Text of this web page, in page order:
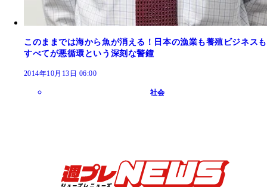
このままでは海から魚が消える！日本の漁業も養殖ビジネスも
すべてが悪循環という深刻な警鐘
2014年10月13日 06:00
社会